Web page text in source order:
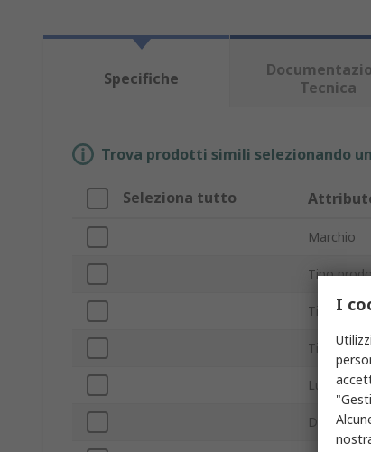
Specifiche
Tecnica
Trova prodotti simili selezionando
Seleziona tutto
Marchio
Tipo
Tipo
Tipo di
Diametro
I